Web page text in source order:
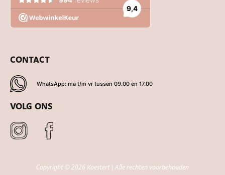
CONTACT
WhatsApp: ma t/m vr tussen 09.00 en 17.00
VOLG ONS
Copyright © 2026 Koestert | Alle rechten voorbehouden